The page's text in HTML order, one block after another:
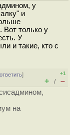
у
и
Вот только у
У
и такие, кто с
ответить]
+1
+ / –
на